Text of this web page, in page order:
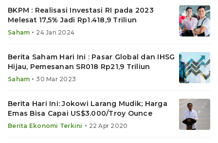
BKPM : Realisasi Investasi RI pada 2023
Melesat 17,5% Jadi Rp1.418,9 Triliun
Saham • 24 Jan 2024
Berita Saham Hari Ini : Pasar Global dan IHSG
Hijau, Pemesanan SR018 Rp21,9 Triliun
Saham • 30 Mar 2023
Berita Hari Ini: Jokowi Larang Mudik; Harga
Emas Bisa Capai US$3.000/Troy Ounce
Berita Ekonomi Terkini • 22 Apr 2020